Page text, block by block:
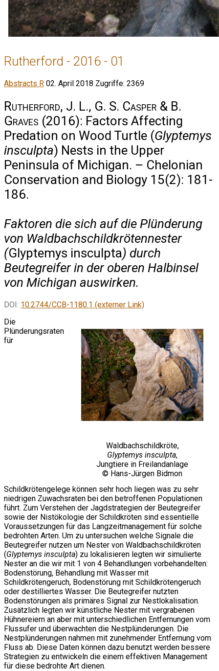
Rutherford - 2016 - 01
Abstracts R 02. April 2018 Zugriffe: 2369
Rutherford, J. L., G. S. Casper & B.
Graves (2016): Factors Affecting
Predation on Wood Turtle (Glyptemys
insculpta) Nests in the Upper
Peninsula of Michigan. – Chelonian
Conservation and Biology 15(2): 181-
186.
Faktoren die sich auf die Plünderung
von Waldbachschildkrötennester
(Glyptemys insculpta) durch
Beutegreifer in der oberen Halbinsel
von Michigan auswirken.
DOI: 10.2744/CCB-1180.1 (externer Link)
Waldbachschildkröte,
Glyptemys insculpta,
Jungtiere in Freilandanlage
© Hans-Jürgen Bidmon
Die
Plünderungsraten
für
Schildkrötengelege können sehr hoch liegen was zu sehr
niedrigen Zuwachsraten bei den betroffenen Populationen
führt. Zum Verstehen der Jagdstrategien der Beutegreifer
sowie der Nistökologie der Schildkröten sind essentielle
Voraussetzungen für das Langzeitmanagement für solche
bedrohten Arten. Um zu untersuchen welche Signale die
Beutegreifer nutzen um Nester von Waldbachschildkröten
(Glyptemys insculpta) zu lokalisieren legten wir simulierte
Nester an die wir mit 1 von 4 Behandlungen vorbehandelten:
Bodenstörung, Behandlung mit Wasser mit
Schildkrötengeruch, Bodenstörung mit Schildkrötengeruch
oder destilliertes Wasser. Die Beutegreifer nutzten
Bodenstörungen als primäres Signal zur Nestlokalisation.
Zusätzlich legten wir künstliche Nester mit vergrabenen
Hühnereiern an aber mit unterschiedlichen Entfernungen vom
Flussufer und überwachten die Nestplünderungen. Die
Nestplünderungen nahmen mit zunehmender Entfernung vom
Fluss ab. Diese Daten können dazu benutzt werden bessere
Strategien zu entwickeln die einem effektiven Management
für diese bedrohte Art dienen.